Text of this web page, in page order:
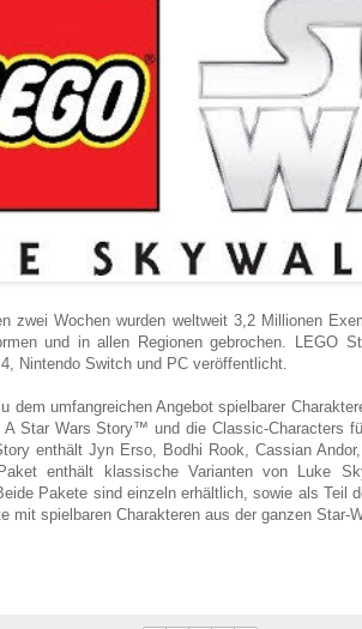
zwei Wochen wurden weltweit 3,2 Millionen
und in allen Regionen gebrochen. LEGO
Nintendo Switch und PC veröffentlicht.
dem umfangreichen Angebot spielbarer
A Star Wars Story™ und die Classic-Characters
enthält Jyn Erso, Bodhi Rook, Cassian
Paket enthält klassische Varianten von Luke
Pakete sind einzeln erhältlich, sowie als Teil
mit spielbaren Charakteren aus der ganzen Star-